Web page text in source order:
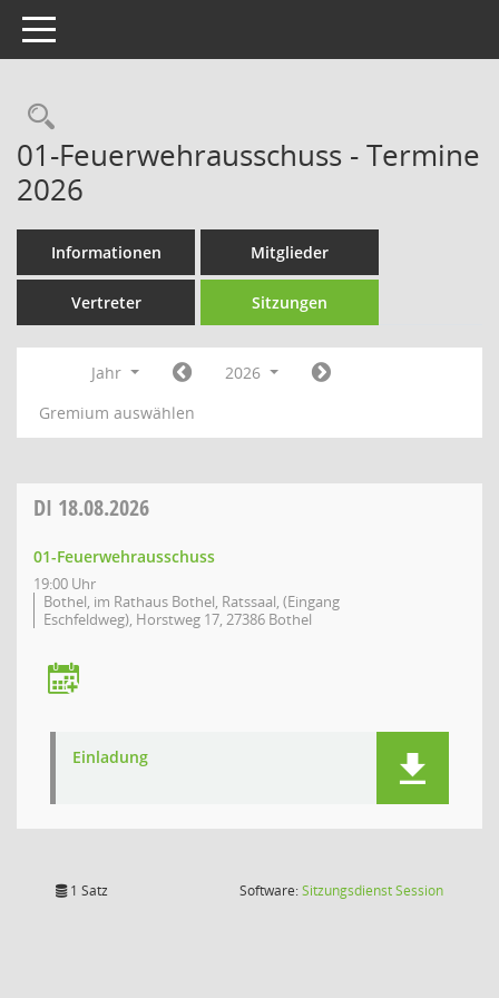
Toggle navigation
Rechercheauswahl
01-Feuerwehrausschuss - Termine
2026
Informationen Mitglieder
Vertreter Sitzungen
Jahr
2026
Gremium auswählen
DI 18.08.2026
01-Feuerwehrausschuss
19:00 Uhr
Bothel, im Rathaus Bothel, Ratssaal, (Eingang
Eschfeldweg), Horstweg 17, 27386 Bothel
Einladung
1 Satz Software:SitzungsdienstSession(Wird in